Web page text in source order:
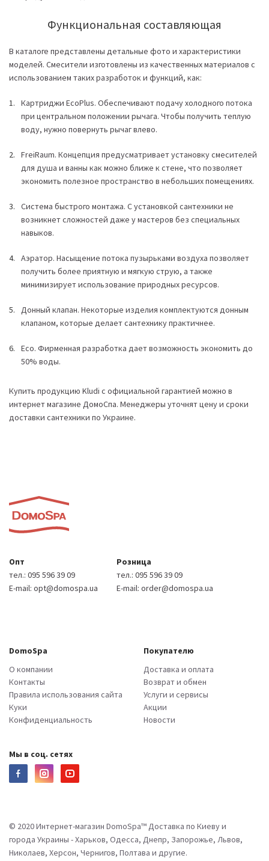
Функциональная составляющая
В каталоге представлены детальные фото и характеристики
моделей. Смесители изготовлены из качественных материалов с
использованием таких разработок и функций, как:
Картриджи EcoPlus. Обеспечивают подачу холодного потока
при центральном положении рычага. Чтобы получить теплую
воду, нужно повернуть рычаг влево.
FreiRaum. Концепция предусматривает установку смесителей
для душа и ванны как можно ближе к стене, что позволяет
экономить полезное пространство в небольших помещениях.
Система быстрого монтажа. С установкой сантехники не
возникнет сложностей даже у мастеров без специальных
навыков.
Аэратор. Насыщение потока пузырьками воздуха позволяет
получить более приятную и мягкую струю, а также
минимизирует использование природных ресурсов.
Донный клапан. Некоторые изделия комплектуются донным
клапаном, которые делает сантехнику практичнее.
Eco. Фирменная разработка дает возможность экономить до
50% воды.
Купить продукцию Kludi с официальной гарантией можно в
интернет магазине ДомоСпа. Менеджеры уточнят цену и сроки
доставки сантехники по Украине.
Опт
тел.: 095 596 39 09
E-mail: opt@domospa.ua
Розница
тел.: 095 596 39 09
E-mail: order@domospa.ua
DomoSpa
О компании
Контакты
Правила использования сайта
Куки
Конфиденциальность
Покупателю
Доставка и оплата
Возврат и обмен
Услуги и сервисы
Акции
Новости
Мы в соц. сетях
© 2020 Интернет-магазин DomoSpa™ Доставка по Киеву и
города Украины - Харьков, Одесса, Днепр, Запорожье, Львов,
Николаев, Херсон, Чернигов, Полтава и другие.